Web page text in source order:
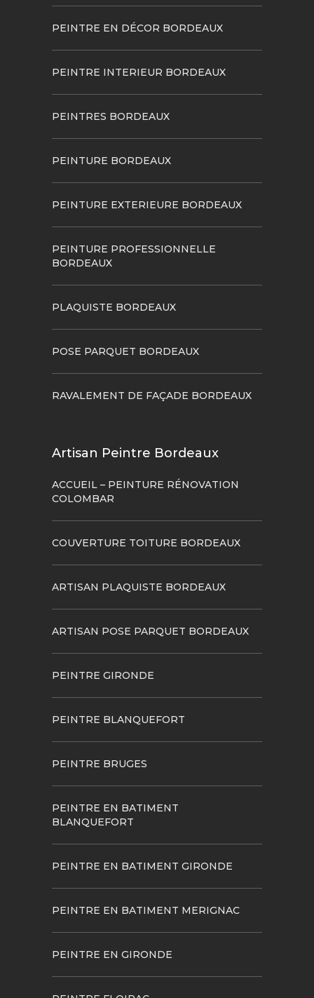
PEINTRE EN DÉCOR BORDEAUX
PEINTRE INTERIEUR BORDEAUX
PEINTRES BORDEAUX
PEINTURE BORDEAUX
PEINTURE EXTERIEURE BORDEAUX
PEINTURE PROFESSIONNELLE
BORDEAUX
PLAQUISTE BORDEAUX
POSE PARQUET BORDEAUX
RAVALEMENT DE FAÇADE BORDEAUX
Artisan Peintre Bordeaux
ACCUEIL – PEINTURE RÉNOVATION
COLOMBAR
COUVERTURE TOITURE BORDEAUX
ARTISAN PLAQUISTE BORDEAUX
ARTISAN POSE PARQUET BORDEAUX
PEINTRE GIRONDE
PEINTRE BLANQUEFORT
PEINTRE BRUGES
PEINTRE EN BATIMENT
BLANQUEFORT
PEINTRE EN BATIMENT GIRONDE
PEINTRE EN BATIMENT MERIGNAC
PEINTRE EN GIRONDE